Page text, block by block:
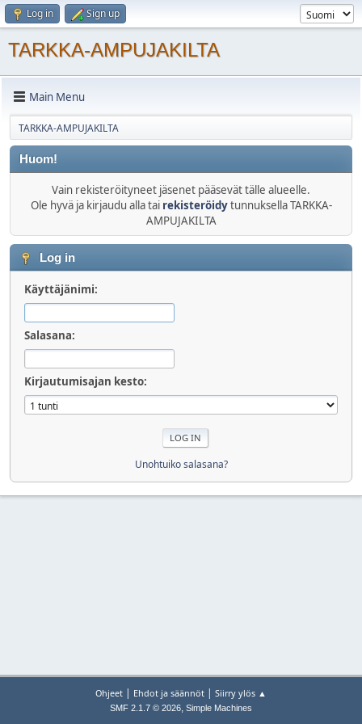
Log in Sign up
TARKKA-AMPUJAKILTA
Main Menu
TARKKA-AMPUJAKILTA
Huom!
Vain rekisteröityneet jäsenet pääsevät tälle alueelle.
Ole hyvä ja kirjaudu alla tai rekisteröidytunnuksella TARKKA-
AMPUJAKILTA
Log in
Käyttäjänimi:
Salasana:
Kirjautumisajan kesto:
Unohtuiko salasana?
Ohjeet | Ehdot ja säännöt | Siirry ylös ▲
SMF 2.1.7 © 2026, Simple Machines